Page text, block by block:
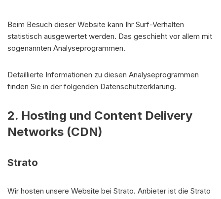
Beim Besuch dieser Website kann Ihr Surf-Verhalten
statistisch ausgewertet werden. Das geschieht vor allem mit
sogenannten Analyseprogrammen.
Detaillierte Informationen zu diesen Analyseprogrammen
finden Sie in der folgenden Datenschutzerklärung.
2. Hosting und Content Delivery
Networks (CDN)
Strato
Wir hosten unsere Website bei Strato. Anbieter ist die Strato